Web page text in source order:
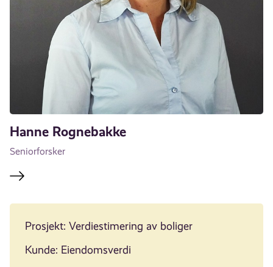
Hanne Rognebakke
Seniorforsker
Prosjekt: Verdiestimering av boliger
Kunde: Eiendomsverdi